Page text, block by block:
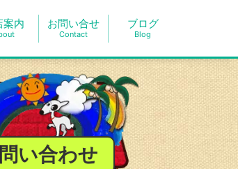
案内 お問い合せ
Contact
ブログ
Blog
い合わせ